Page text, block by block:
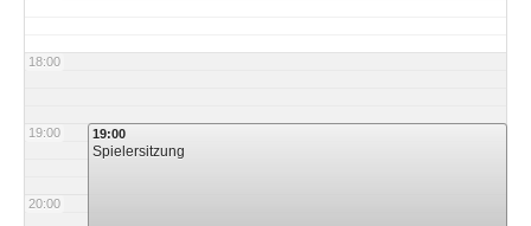
18:00
19:00
20:00
19:00
Spielersitzung